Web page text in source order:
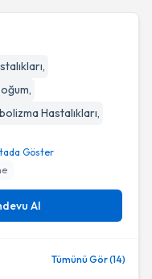
,
,
Hastalıkları,
Göster
Al
Tümünü Gör (14)